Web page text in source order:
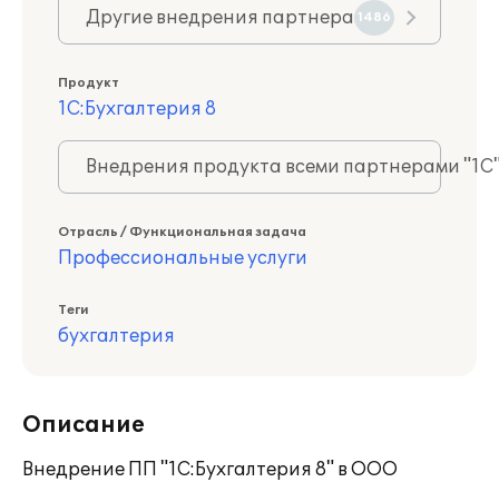
Другие внедрения партнера 1486
Продукт
1С:Бухгалтерия 8
Внедрения продукта всеми партнерами
Отрасль / Функциональная задача
Профессиональные услуги
Теги
бухгалтерия
Описание
Внедрение ПП "1С:Бухгалтерия 8" в ООО